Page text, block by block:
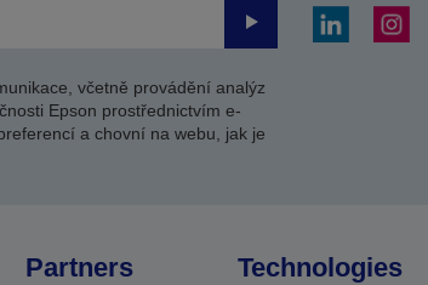
Odeslat
včetně provádění analýz
Epson prostřednictvím e-
a chovní na webu, jak je
Partners Technologies